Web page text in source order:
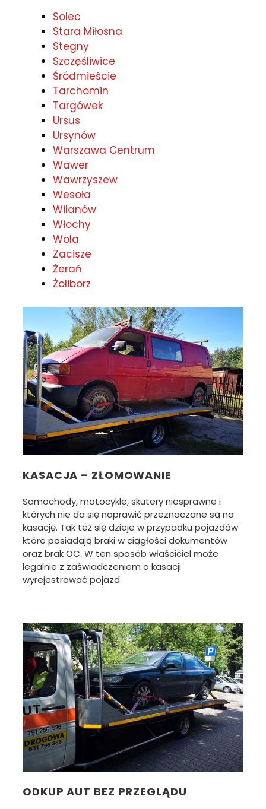
Solec
Stara Miłosna
Stegny
Szczęśliwice
Śródmieście
Tarchomin
Targówek
Ursus
Ursynów
Warszawa Centrum
Wawer
Wawrzyszew
Wesoła
Wilanów
Włochy
Wola
Zacisze
Żerań
Żoliborz
KASACJA – ZŁOMOWANIE
Samochody, motocykle, skutery niesprawne i
których nie da się naprawić przeznaczane są na
kasację. Tak też się dzieje w przypadku pojazdów
które posiadają braki w ciągłości dokumentów
oraz brak OC. W ten sposób właściciel może
legalnie z zaświadczeniem o kasacji
wyrejestrować pojazd.
ODKUP AUT BEZ PRZEGLĄDU